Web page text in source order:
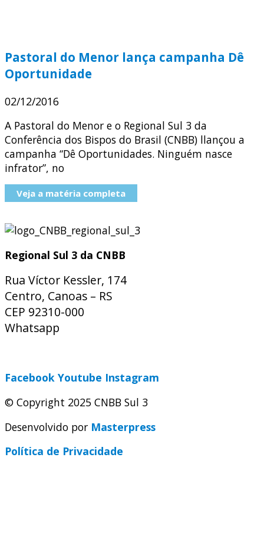
Pastoral do Menor lança campanha Dê
Oportunidade
02/12/2016
A Pastoral do Menor e o Regional Sul 3 da
Conferência dos Bispos do Brasil (CNBB) llançou a
campanha “Dê Oportunidades. Ninguém nasce
infrator”, no
Veja a matéria completa
Regional Sul 3 da CNBB
Rua Víctor Kessler, 174
Centro, Canoas – RS
CEP 92310-000
Whatsapp
Facebook Youtube Instagram
© Copyright 2025 CNBB Sul 3
Desenvolvido por Masterpress
Política de Privacidade